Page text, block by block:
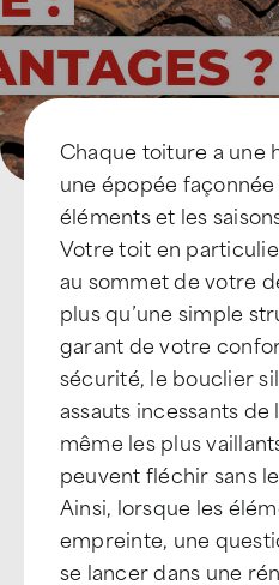
Devenir Franchisé
Chaque toiture a une
une épopée
éléments et les
Votre toit en
au sommet de votre
plus qu’une simple
garant de votre
sécurité, le bouclier
assauts incessants de
même les plus
peuvent fléchir sans
Ainsi, lorsque les
empreinte, une
se lancer dans une